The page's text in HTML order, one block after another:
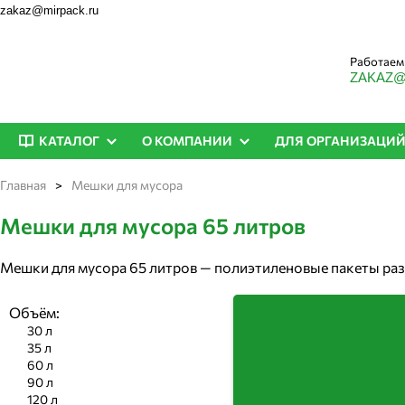
zakaz@mirpack.ru
КАТАЛОГ О КОМПАНИИ ДЛЯ ОРГАНИЗАЦИЙ
Главная Мешки для мусора
Мешки для мусора 65 литров
Мешки для мусора 65 литров — полиэтиленовые пакеты
тяжести. Пакеты для мусора этого объёма продаются в
полного цикла с 1998 года: переработка первичного и
готовой продукции.
Объём:
30 л
35 л
60 л
90 л
120 л